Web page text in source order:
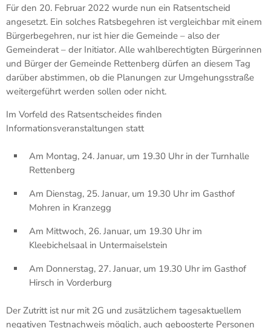
Für den 20. Februar 2022 wurde nun ein Ratsentscheid
angesetzt. Ein solches Ratsbegehren ist vergleichbar mit einem
Bürgerbegehren, nur ist hier die Gemeinde – also der
Gemeinderat – der Initiator. Alle wahlberechtigten Bürgerinnen
und Bürger der Gemeinde Rettenberg dürfen an diesem Tag
darüber abstimmen, ob die Planungen zur Umgehungsstraße
weitergeführt werden sollen oder nicht.
Im Vorfeld des Ratsentscheides finden
Informationsveranstaltungen statt
Am Montag, 24. Januar, um 19.30 Uhr in der Turnhalle
Rettenberg
Am Dienstag, 25. Januar, um 19.30 Uhr im Gasthof
Mohren in Kranzegg
Am Mittwoch, 26. Januar, um 19.30 Uhr im
Kleebichelsaal in Untermaiselstein
Am Donnerstag, 27. Januar, um 19.30 Uhr im Gasthof
Hirsch in Vorderburg
Der Zutritt ist nur mit 2G und zusätzlichem tagesaktuellem
negativen Testnachweis möglich, auch geboosterte Personen